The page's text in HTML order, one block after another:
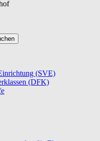
(SVE)
(DFK)